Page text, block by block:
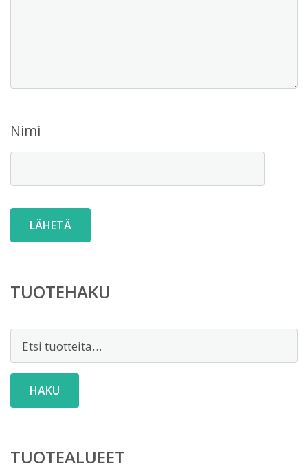
Nimi
TUOTEHAKU
HAKU
TUOTEALUEET